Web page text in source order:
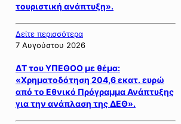
τουριστική ανάπτυξη».
Δείτε περισσότερα
7 Αυγούστου 2026
ΔΤ του ΥΠΕΘΟΟ με θέμα:
«Χρηματοδότηση 204,6 εκατ. ευρώ
από το Εθνικό Πρόγραμμα Ανάπτυξης
για την ανάπλαση της ΔΕΘ».